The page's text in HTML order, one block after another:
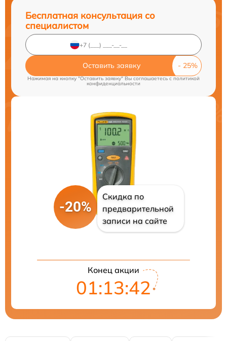
Бесплатная консультация со
специалистом
Оставить заявку
Нажимая на кнопку "Оставить заявку" Вы соглашаетесь cполитикой
конфиденциальности
-20%
Скидка по
предварительной
записи на сайте
Конец акции
01:13:41